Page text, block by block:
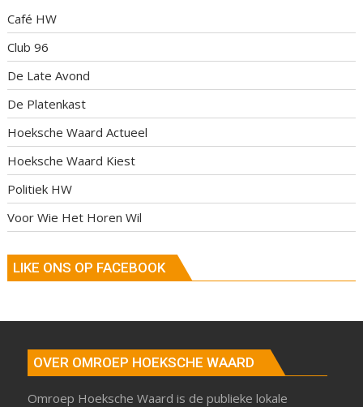
Café HW
Club 96
De Late Avond
De Platenkast
Hoeksche Waard Actueel
Hoeksche Waard Kiest
Politiek HW
Voor Wie Het Horen Wil
LIKE ONS OP FACEBOOK
OVER OMROEP HOEKSCHE WAARD
Omroep Hoeksche Waard is de publieke lokale